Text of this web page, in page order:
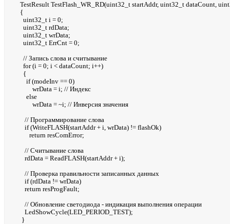
TestResult TestFlash_WR_RD(uint32_t startAddr, uint32_t dataCount,
{
uint32_t i = 0;
uint32_t rdData;
uint32_t wrData;
uint32_t ErrCnt = 0;
// Запись слова и считывание
for (i = 0; i < dataCount; i++)
{
if (modeInv == 0)
wrData = i; // Индекс
else
wrData = ~i; // Инверсия значения
// Программирование слова
if (WriteFLASH(startAddr + i, wrData) != flashOk)
return resComError;
// Считывание слова
rdData = ReadFLASH(startAddr + i);
// Проверка правильности записанных данных
if (rdData != wrData)
return resProgFault;
// Обновление светодиода - индикация выполнения операции
LedShowCycle(LED_PERIOD_TEST);
}